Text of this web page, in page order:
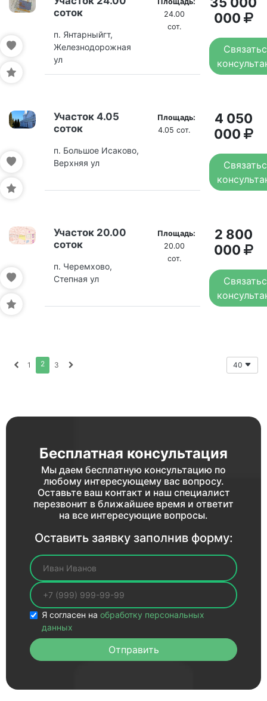
соток
п. Янтарныйгт,
Железнодорожная
ул
24.00
сот.
000
Участок 4.05
соток
п. Большое Исаково,
Верхняя ул
Площадь:
4.05 сот.
4 050
000
Участок 20.00
соток
п. Черемхово,
Степная ул
Площадь:
20.00
сот.
2 800
000
1 2 3 40
Бесплатная консультация
Мы даем бесплатную консультацию по
любому интересующему вас вопросу.
Оставьте ваш контакт и наш специалист
перезвонит в ближайшее время и ответит
на все интересующие вопросы.
Оставить заявку заполнив форму:
Я согласен на обработку персональных
данных
Отправить